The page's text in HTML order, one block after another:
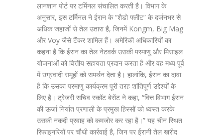
लानशान पोर्ट पर टर्मिनल संचालित करती है। विभाग के
अनुसार, इस टर्मिनल ने ईरान के “शैडो फ्लीट” के दर्जनभर से
अधिक जहाजों से तेल उतारा है, जिनमें Kongm, Big Mag
और Voy जैसे टैंकर शामिल हैं। अमेरिकी अधिकारियों का
कहना है कि ईरान का तेल नेटवर्क उसकी परमाणु और मिसाइल
योजनाओं को वित्तीय सहायता प्रदान करता है और वह मध्य पूर्व
में उग्रवादी समूहों को समर्थन देता है। हालांकि, ईरान का दावा
है कि उसका परमाणु कार्यक्रम पूरी तरह शांतिपूर्ण उद्देश्यों के
लिए है। ट्रेजरी सचिव स्कॉट बेसेंट ने कहा, “वित्त विभाग ईरान
की ऊर्जा निर्यात प्रणाली के प्रमुख हिस्सों को ध्वस्त करके
उसकी नकदी प्रवाह को कमजोर कर रहा है।” यह चीन स्थित
रिफाइनरियों पर चौथी कार्रवाई है, जिन पर ईरानी तेल खरीद